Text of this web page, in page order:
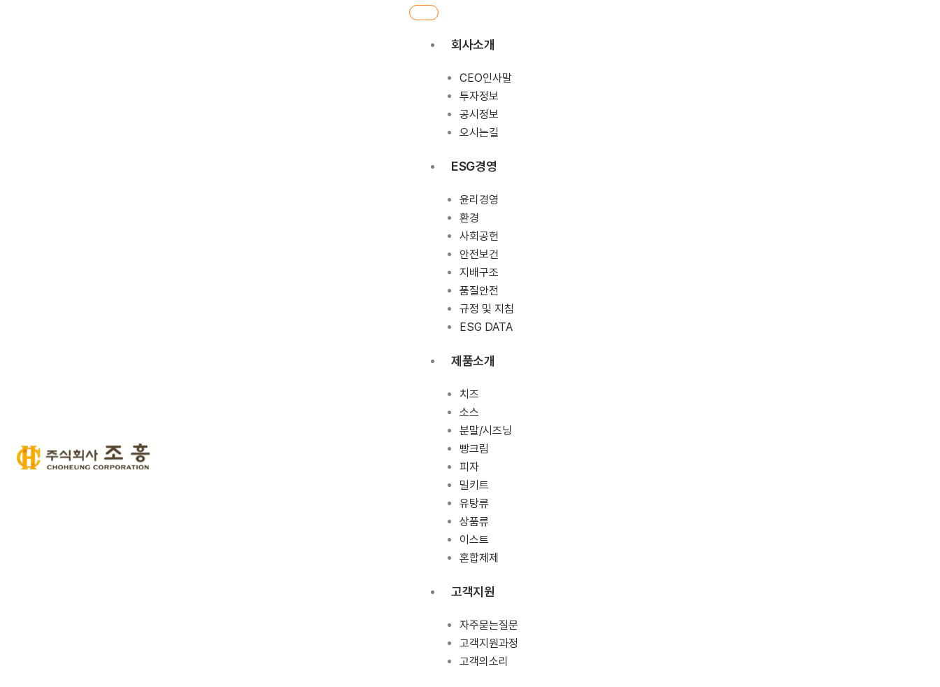
회사소개
CEO인사말
투자정보
공시정보
오시는길
ESG경영
윤리경영
환경
사회공헌
안전보건
지배구조
품질안전
규정 및 지침
ESG DATA
제품소개
치즈
소스
분말/시즈닝
빵크림
피자
밀키트
유탕류
상품류
이스트
혼합제제
고객지원
자주묻는질문
고객지원과정
고객의소리